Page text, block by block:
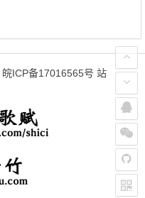
皖ICP备17016565号 站